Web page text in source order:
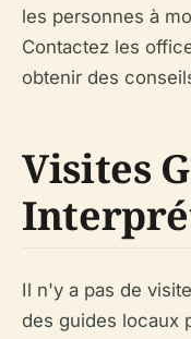
les personnes à
Contactez les
obtenir des
Visites
Il n'y a pas de
des guides locaux